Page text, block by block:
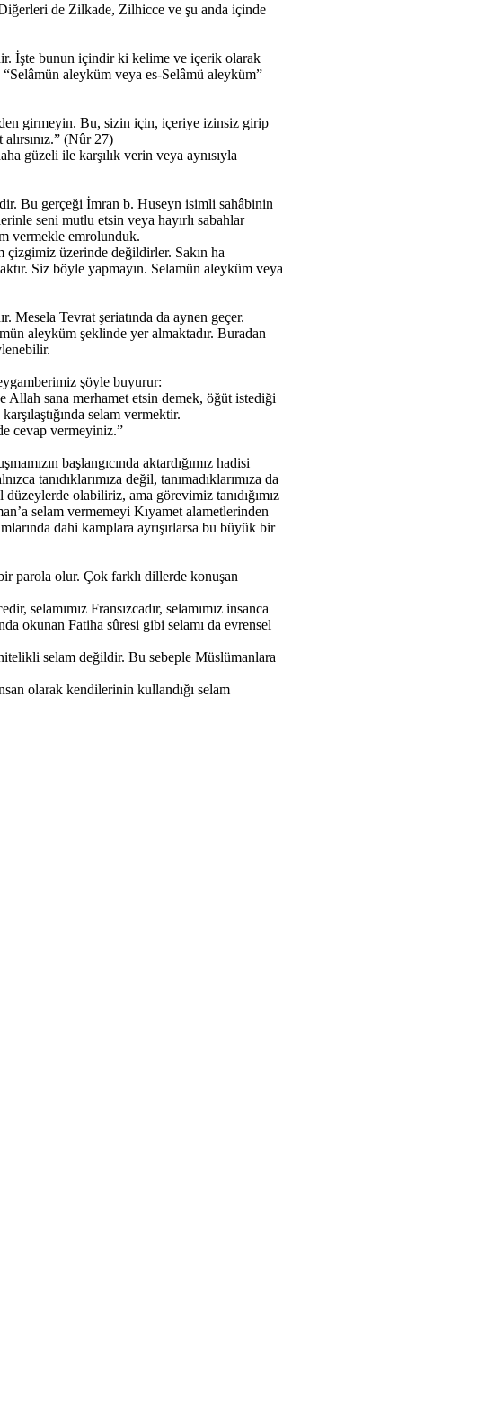
de Zilkade, Zilhicce ve şu anda içinde
İşte bunun içindir ki kelime ve içerik olarak
aleyküm veya es-Selâmü aleyküm”
girmeyin. Bu, sizin için, içeriye izinsiz girip
(Nûr 27)
güzeli ile karşılık verin veya aynısıyla
Bu gerçeği İmran b. Huseyn isimli sahâbinin
seni mutlu etsin veya hayırlı sabahlar
vermekle emrolunduk.
çizgimiz üzerinde değildirler. Sakın ha
Siz böyle yapmayın. Selamün aleyküm veya
Tevrat şeriatında da aynen geçer.
aleyküm şeklinde yer almaktadır. Buradan
şöyle buyurur:
Allah sana merhamet etsin demek, öğüt istediği
selam vermektir.
cevap vermeyiniz.”
başlangıcında aktardığımız hadisi
tanıdıklarımıza değil, tanımadıklarımıza da
olabiliriz, ama görevimiz tanıdığımız
selam vermemeyi Kıyamet alametlerinden
dahi kamplara ayrışırlarsa bu büyük bir
parola olur. Çok farklı dillerde konuşan
selamımız Fransızcadır, selamımız insanca
okunan Fatiha sûresi gibi selamı da evrensel
selam değildir. Bu sebeple Müslümanlara
olarak kendilerinin kullandığı selam